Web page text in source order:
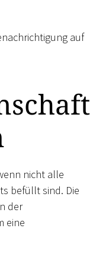
auf
nicht alle
befüllt sind. Die
der
eine